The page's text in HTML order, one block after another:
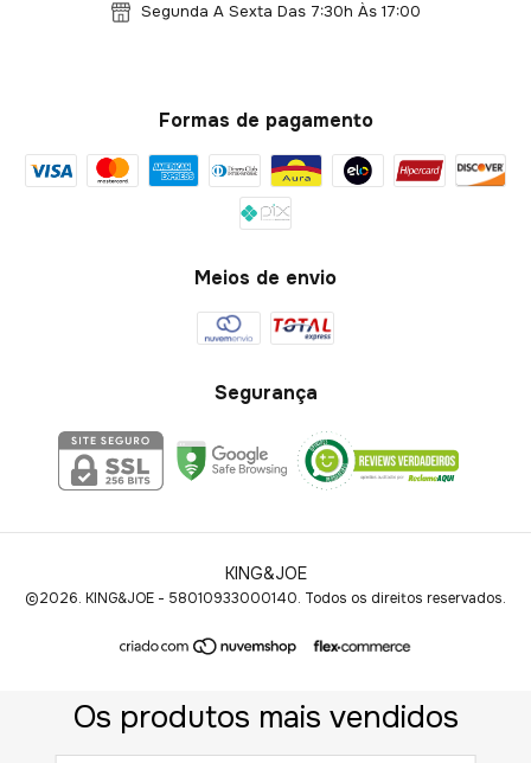
Segunda A Sexta Das 7:30h Às 17:00
Formas de pagamento
Meios de envio
Segurança
KING&JOE
©2026. KING&JOE - 58010933000140. Todos os direitos reservados.